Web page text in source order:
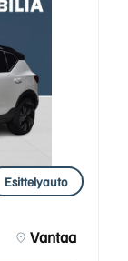
Esittelyauto
Vantaa